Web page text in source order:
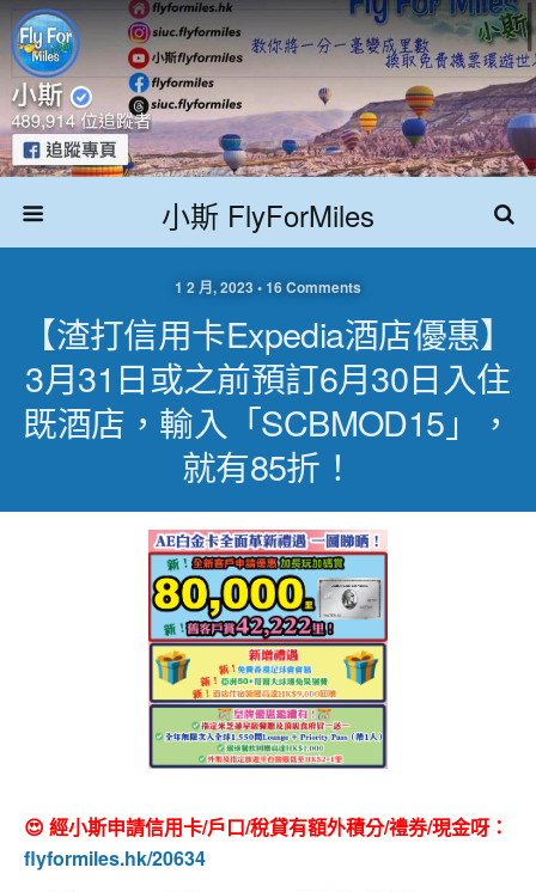
小斯 FlyForMiles
1 2 月, 2023 • 16 Comments
【渣打信用卡Expedia酒店優惠】
3月31日或之前預訂6月30日入住
既酒店，輸入「SCBMOD15」，
就有85折！
😍 經小斯申請信用卡/戶口/稅貸有額外積分/禮券/現金呀：
flyformiles.hk/20634